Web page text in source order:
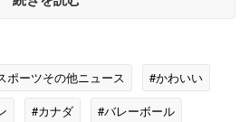
ポーツその他ニュース
#かわいい
#カナダ #バレーボール